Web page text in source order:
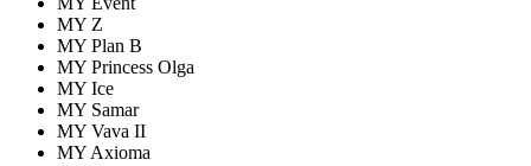
MY Z
MY Plan B
MY Princess Olga
MY Ice
MY Samar
MY Vava II
MY Axioma